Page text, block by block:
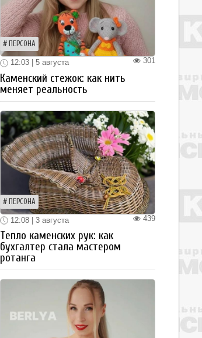
ПЕРСОНА
301
12:03 | 5 августа
Каменский стежок: как нить
меняет реальность
ПЕРСОНА
439
12:08 | 3 августа
Тепло каменских рук: как
бухгалтер стала мастером
ротанга